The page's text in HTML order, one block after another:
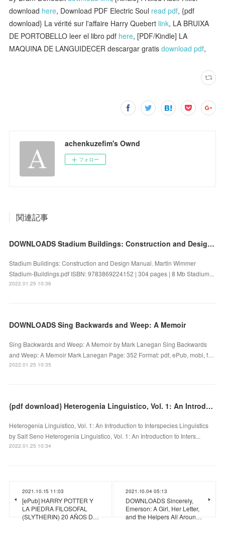
download here, Download PDF Electric Soul read pdf, {pdf
download} La vérité sur l'affaire Harry Quebert link, LA BRUIXA
DE PORTOBELLO leer el libro pdf here, [PDF/Kindle] LA
MAQUINA DE LANGUIDECER descargar gratisdownload pdf,
achenkuzefim's Ownd
フォロー
関連記事
DOWNLOADS Stadium Buildings: Construction and Design Manual
Stadium Buildings: Construction and Design Manual. Martin Wimmer
Stadium-Buildings.pdf ISBN: 9783869224152 | 304 pages | 8 Mb Stadium...
2022.01.25 10:36
DOWNLOADS Sing Backwards and Weep: A Memoir
Sing Backwards and Weep: A Memoir by Mark Lanegan Sing Backwards
and Weep: A Memoir Mark Lanegan Page: 352 Format: pdf, ePub, mobi, f…
2022.01.25 10:35
{pdf download} Heterogenia Linguistico, Vol. 1: An Introduction to Interspecies Linguistics
Heterogenia Linguistico, Vol. 1: An Introduction to Interspecies Linguistics
by Salt Seno Heterogenia Linguistico, Vol. 1: An Introduction to Inters...
2022.01.25 10:34
2021.10.15 11:03
[ePub] HARRY POTTER Y
LA PIEDRA FILOSOFAL
(SLYTHERIN) 20 AÑOS D…
2021.10.04 05:13
DOWNLOADS Sincerely,
Emerson: A Girl, Her Letter,
and the Helpers All Aroun…